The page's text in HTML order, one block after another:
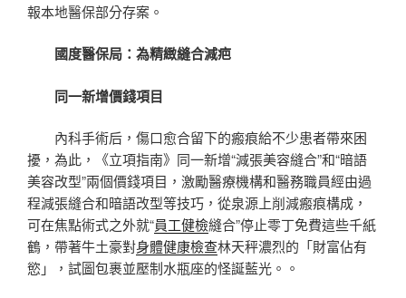
報本地醫保部分存案。
國度醫保局：為精緻縫合減疤
同一新增價錢項目
內科手術后，傷口愈合留下的瘢痕給不少患者帶來困
擾，為此，《立項指南》同一新增“減張美容縫合”和“暗語
美容改型”兩個價錢項目，激勵醫療機構和醫務職員經由過
程減張縫合和暗語改型等技巧，從泉源上削減瘢痕構成，
可在焦點術式之外就“員工健檢縫合”停止零丁免費這些千紙
鶴，帶著牛土豪對身體健康檢查林天秤濃烈的「財富佔有
慾」，試圖包裹並壓制水瓶座的怪誕藍光。。